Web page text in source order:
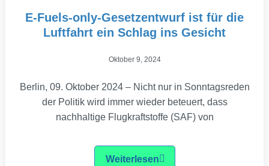
E-Fuels-only-Gesetzentwurf ist für die
Luftfahrt ein Schlag ins Gesicht
Oktober 9, 2024
Berlin, 09. Oktober 2024 – Nicht nur in Sonntagsreden
der Politik wird immer wieder beteuert, dass
nachhaltige Flugkraftstoffe (SAF) von
Weiterlesen